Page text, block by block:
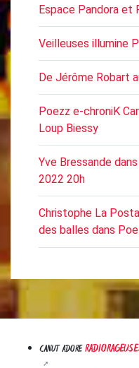
Espace Pandora et
Veilleuses illumine
De Jérôme Robart
Poezz e-chroniK
Loup Biessy
Yve Bressande
2022 20h
Christophe La
des balles dans
CANUT ADORE